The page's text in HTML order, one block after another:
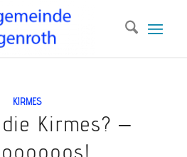
KIRMES
die Kirmes? –